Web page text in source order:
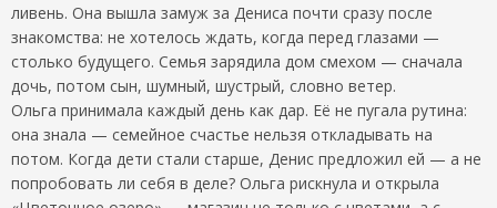
ливень. Она вышла замуж за Дениса почти сразу после
знакомства: не хотелось ждать, когда перед глазами —
столько будущего. Семья зарядила дом смехом — сначала
дочь, потом сын, шумный, шустрый, словно ветер.
Ольга принимала каждый день как дар. Её не пугала рутина:
она знала — семейное счастье нельзя откладывать на
потом. Когда дети стали старше, Денис предложил ей — а не
попробовать ли себя в деле? Ольга рискнула и открыла